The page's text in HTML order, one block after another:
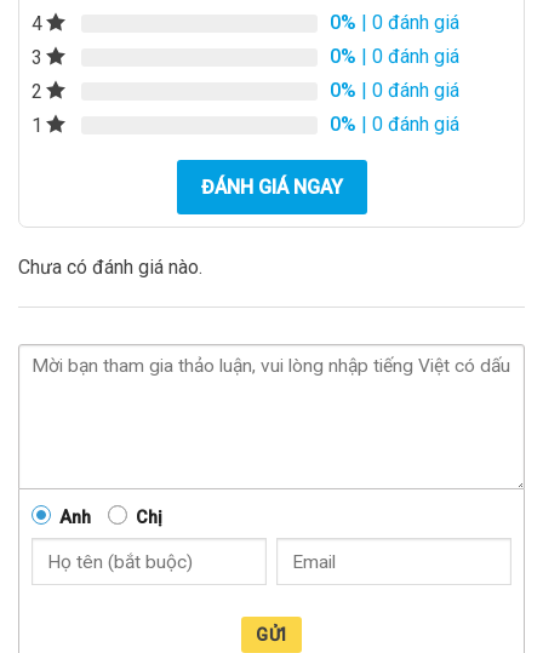
4
0% | 0 đánh giá
3
0% | 0 đánh giá
2
0% | 0 đánh giá
1
0% | 0 đánh giá
ĐÁNH GIÁ NGAY
Chưa có đánh giá nào.
Anh Chị
GỬI